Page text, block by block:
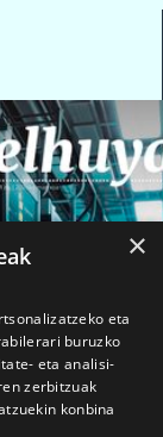
×
eta
buruzko
eta analisi-
zerbitzuak
konbina